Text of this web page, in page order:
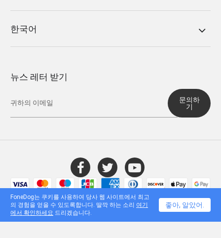
한국어
뉴스 레터 받기
문의하
기
© 2016 - 2026 FoneDog Technology Limited, 홍콩. 모든 권리 보유.
FoneDog는 쿠키를 사용하여 당사 웹 사이트에서 최고
의 경험을 얻을 수 있도록합니다. 딸깍 하는 소리 여기
에서 확인하세요 드리겠습니다.
좋아, 알았어.